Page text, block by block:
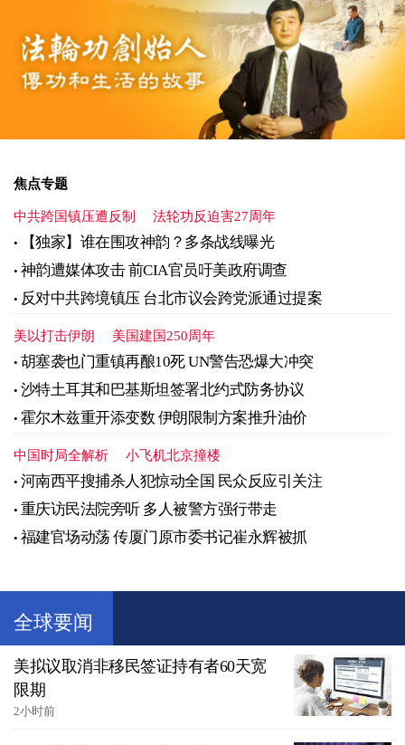
焦点专题
中共跨国镇压遭反制 法轮功反迫害27周年
【独家】谁在围攻神韵？多条战线曝光
神韵遭媒体攻击 前CIA官员吁美政府调查
反对中共跨境镇压 台北市议会跨党派通过提案
美以打击伊朗 美国建国250周年
胡塞袭也门重镇再酿10死 UN警告恐爆大冲突
沙特土耳其和巴基斯坦签署北约式防务协议
霍尔木兹重开添变数 伊朗限制方案推升油价
中国时局全解析 小飞机北京撞楼
河南西平搜捕杀人犯惊动全国 民众反应引关注
重庆访民法院旁听 多人被警方强行带走
福建官场动荡 传厦门原市委书记崔永辉被抓
全球要闻
美拟议取消非移民签证持有者60天宽
限期
2小时前